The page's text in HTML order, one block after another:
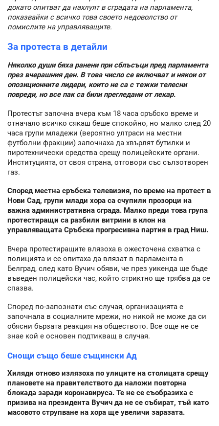
докато опитват да нахлуят в сградата на парламента,
показвайки с всичко това своето недоволство от
помислите на управляващите.
За протеста в детайли
Няколко души бяха ранени при сблъсъци пред парламента
през вчерашния ден. В това число се включват и някои от
опозиционните лидери, които не са с тежки телесни
повреди, но все пак са били прегледани от лекар.
Протестът започна вчера към 18 часа сръбско време и
отначало всичко сякаш беше спокойно, но малко след 20
часа групи младежи (вероятно ултраси на местни
футболни фракции) започнаха да хвърлят бутилки и
пиротехнически средства срещу полицейските органи.
Институцията, от своя страна, отговори със сълзотворен
газ.
Според местна сръбска телевизия, по време на протест в
Нови Сад, групи млади хора са счупили прозорци на
важна административна сграда. Малко преди това група
протестиращи са разбили витрини в клон на
управляващата Сръбска прогресивна партия в град Ниш.
Вчера протестиращите влязоха в ожесточена схватка с
полицията и се опитаха да влязат в парламента в
Белград, след като Вучич обяви, че през уикенда ще бъде
въведен полицейски час, който стриктно ще трябва да се
спазва.
Според по-запознати със случая, организацията е
започнала в социалните мрежи, но никой не може да си
обясни бързата реакция на обществото. Все още не се
знае кой е основен подтикващ в случая.
Снощи също беше същински Ад
Хиляди отново излязоха по улиците на столицата срещу
плановете на правителството да наложи повторна
блокада заради коронавируса. Те не се съобразиха с
призива на президента Вучич да не се събират, тъй като
масовото струпване на хора ще увеличи заразата.